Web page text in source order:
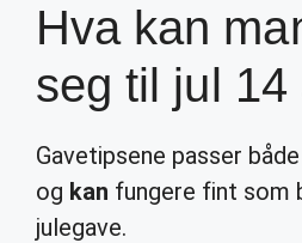
Hva kan
seg til jul 14
Gavetipsene passer
og kan fungere fint som
julegave.